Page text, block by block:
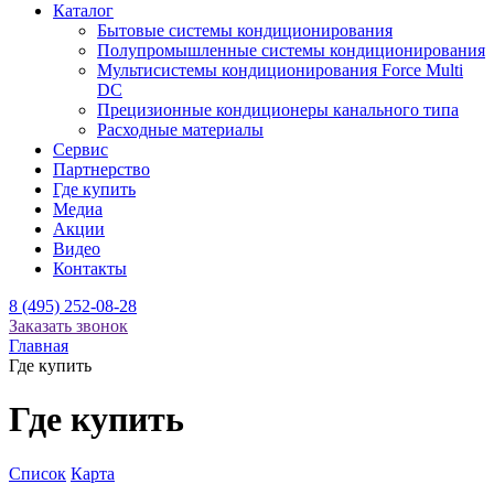
Каталог
Бытовые системы кондиционирования
Полупромышленные системы кондиционирования
Мультисистемы кондиционирования Force Multi
DC
Прецизионные кондиционеры канального типа
Расходные материалы
Сервис
Партнерство
Где купить
Медиа
Акции
Видео
Контакты
8 (495) 252-08-28
Заказать звонок
Главная
Где купить
Где купить
Список Карта